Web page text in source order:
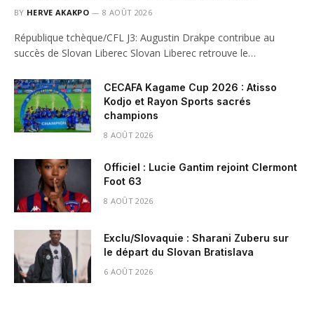
BY HERVE AKAKPO 8 AOÛT 2026
République tchèque/CFL J3: Augustin Drakpe contribue au
succès de Slovan Liberec Slovan Liberec retrouve le…
CECAFA Kagame Cup 2026 : Atisso
Kodjo et Rayon Sports sacrés
champions
8 AOÛT 2026
Officiel : Lucie Gantim rejoint Clermont
Foot 63
8 AOÛT 2026
Exclu/Slovaquie : Sharani Zuberu sur
le départ du Slovan Bratislava
6 AOÛT 2026